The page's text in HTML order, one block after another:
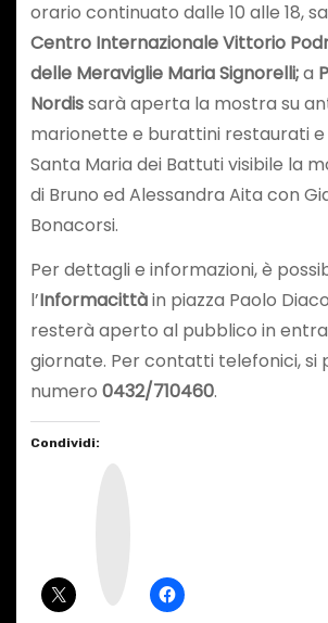
orario continuato dalle 10 alle 18,
Centro Internazionale Vittorio
delle Meraviglie Maria Signorelli;a
Nordissarà aperta la mostra su
marionette e burattini restaurati e
Santa Maria dei Battuti visibile la
di Bruno ed Alessandra Aita con
Bonacorsi.
Per dettagli e informazioni, è
l’Informacittàin piazza Paolo
resterà aperto al pubblico in
giornate. Per contatti telefonici, si
numero 0432/710460.
Condividi: